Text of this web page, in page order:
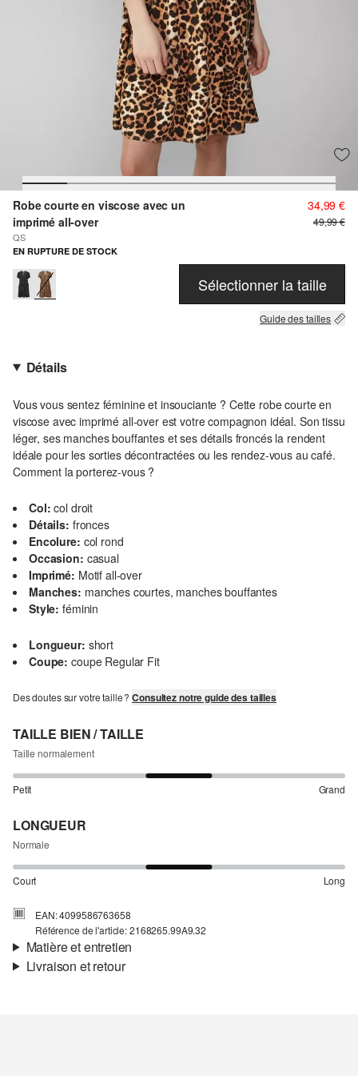
Robe courte en viscose avec un
imprimé all-over
QS
34,99 €
49,99 €
EN RUPTURE DE STOCK
Sélectionner la taille
Guide des tailles
Détails
Vous vous sentez féminine et insouciante ? Cette robe courte en
viscose avec imprimé all-over est votre compagnon idéal. Son tissu
léger, ses manches bouffantes et ses détails froncés la rendent
idéale pour les sorties décontractées ou les rendez-vous au café.
Comment la porterez-vous ?
Col: col droit
Détails: fronces
Encolure: col rond
Occasion: casual
Imprimé: Motif all-over
Manches: manches courtes, manches bouffantes
Style: féminin
Longueur: short
Coupe: coupe Regular Fit
Des doutes sur votre taille ?Consultez notre guide des tailles
TAILLE BIEN / TAILLE
Taille normalement
Petit Grand
LONGUEUR
Normale
Court Long
EAN: 4099586763658
Référence de l'article: 2168265.99A9.32
Matière et entretien
Livraison et retour